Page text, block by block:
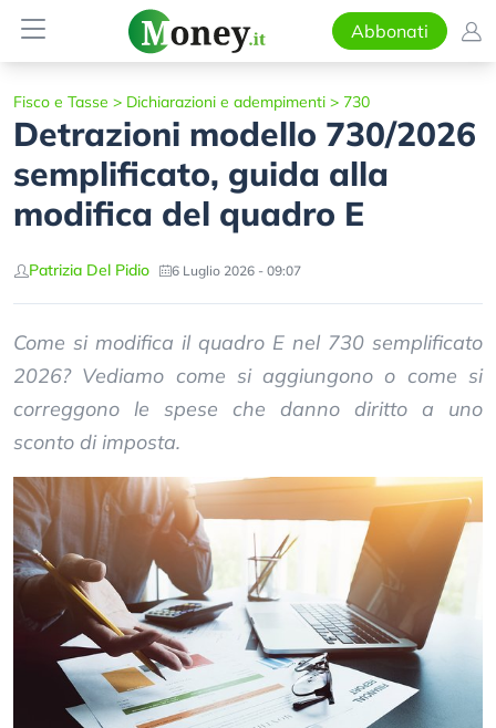
Abbonati
Fisco e Tasse > Dichiarazioni e adempimenti > 730
Detrazioni modello 730/2026
semplificato, guida alla
modifica del quadro E
Patrizia Del Pidio 6 Luglio 2026 - 09:07
Come si modifica il quadro E nel 730 semplificato
2026? Vediamo come si aggiungono o come si
correggono le spese che danno diritto a uno
sconto di imposta.